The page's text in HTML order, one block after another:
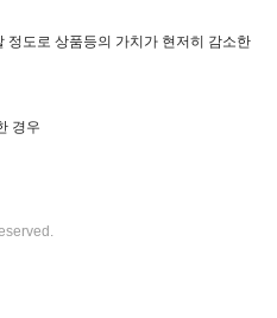
정도로 상품등의 가치가 현저히 감소한
경우